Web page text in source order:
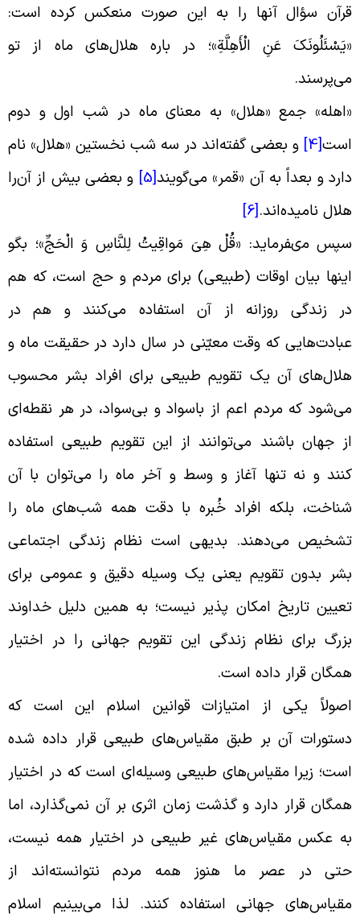
سؤال آنها را به این صورت منعکس کرده است:
عَنِ الْأَهِلَّةِ»؛ در باره هلال‌هاى ماه از تو
.
اهله» جمع «هلال» به معناى ماه در شب اول و دوم
[4]
و بعضى گفته‌اند در سه شب نخستین «هلال» نام
و بعداً به آن «قمر» می‌گویند[5]
و بعضى بیش از آن‌را
نامیده‌اند.
[6]
مى‏فرماید: «قُلْ هِیَ مَواقِیتُ لِلنَّاسِ وَ الْحَجِّ»؛ بگو
بیان اوقات (طبیعى) براى مردم و حج است، که هم
زندگى روزانه از آن استفاده می‌کنند و هم در
که وقت معیّنى در سال دارد در حقیقت ماه و
آن یک تقویم طبیعى براى افراد بشر محسوب
که مردم اعم از باسواد و بی‌سواد، در هر نقطه‌اى
جهان باشند می‌توانند از این تقویم طبیعى استفاده
و نه تنها آغاز و وسط و آخر ماه را می‌توان با آن
بلکه افراد خُبره با دقت همه شب‌هاى ماه را
می‌دهند. بدیهى است نظام زندگى اجتماعى
بدون تقویم یعنى یک وسیله دقیق و عمومى براى
تاریخ امکان ‏پذیر نیست؛ به همین دلیل خداوند
براى نظام زندگى این تقویم جهانى را در اختیار
قرار داده است.
یکى از امتیازات قوانین اسلام این است که
آن بر طبق مقیاس‌هاى طبیعى قرار داده شده
زیرا مقیاس‌هاى طبیعى وسیله‌اى است که در اختیار
قرار دارد و گذشت زمان اثرى بر آن نمی‌گذارد، اما
عکس مقیاس‌هاى غیر طبیعى در اختیار همه نیست،
در عصر ما هنوز همه مردم نتوانسته‌اند از
جهانى استفاده کنند. لذا می‌بینیم اسلام